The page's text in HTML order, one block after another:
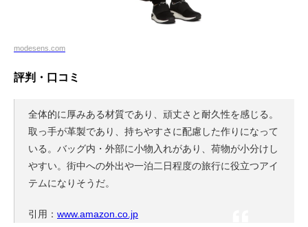
modesens.com
評判・口コミ
全体的に厚みある材質であり、頑丈さと耐久性を感じる。
取っ手が革製であり、持ちやすさに配慮した作りになって
いる。バッグ内・外部に小物入れがあり、荷物が小分けし
やすい。街中への外出や一泊二日程度の旅行に役立つアイ
テムになりそうだ。
引用： www.amazon.co.jp